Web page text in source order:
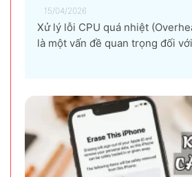
15/04/2026
Xử lý lỗi CPU quá nhiệt
là một vấn đề quan trọng đối
gây ra...